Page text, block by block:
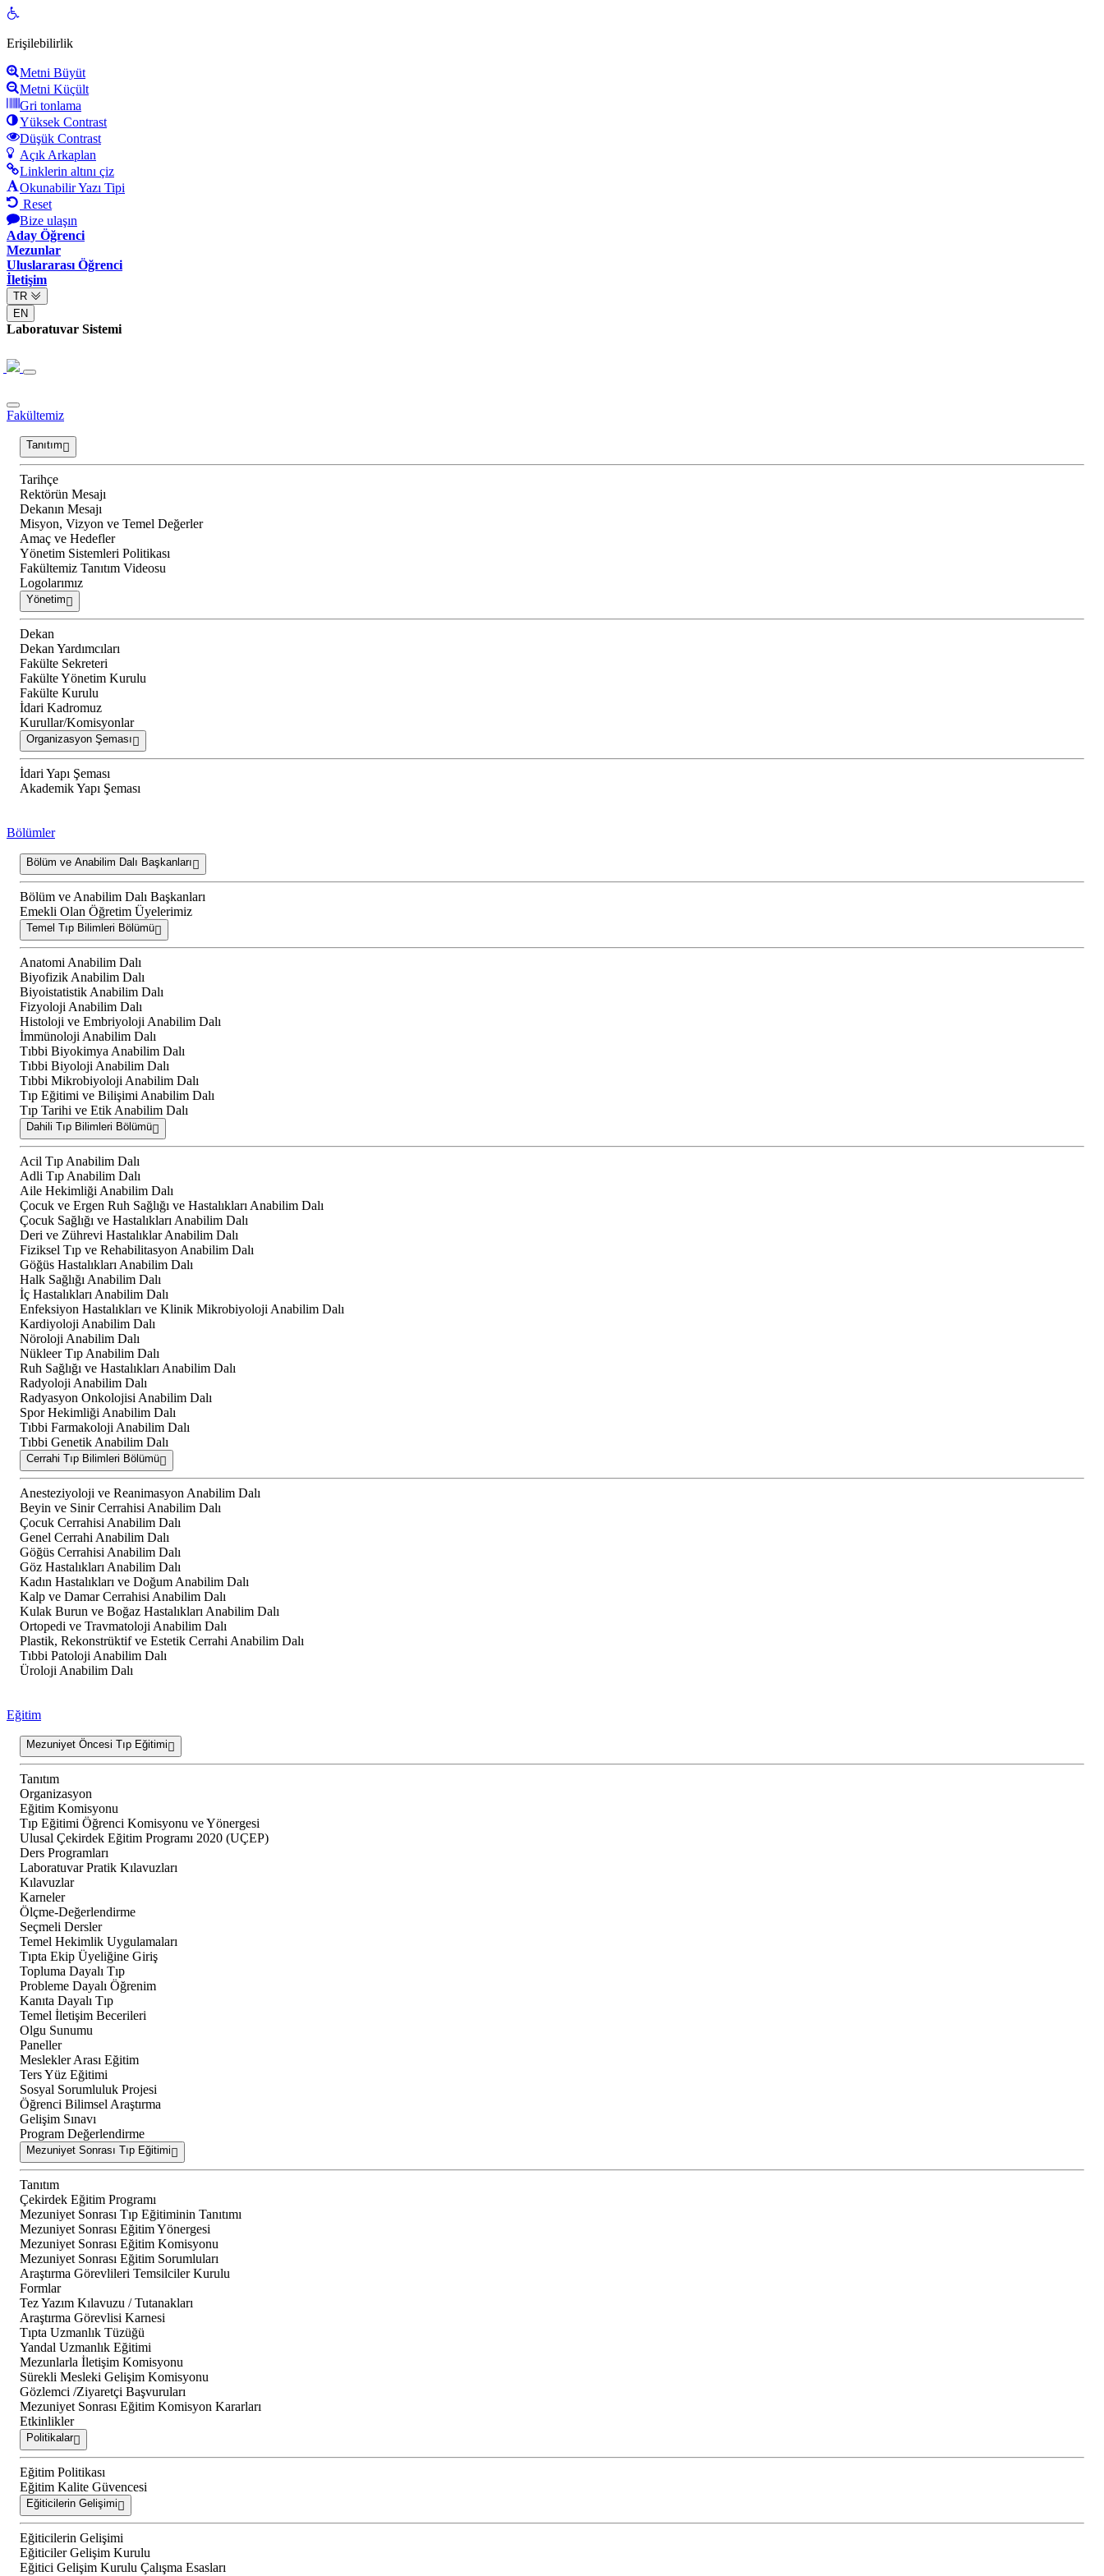
Open
Erişilebilirlik
Metni Büyüt
Metni Küçült
Gri tonlama
Yüksek Contrast
Düşük Contrast
Açık Arkaplan
Linklerin altını çiz
Okunabilir Yazı Tipi
Reset
Bize ulaşın
Aday Öğrenci
Mezunlar
Uluslararası Öğrenci
İletişim
TR
EN
Laboratuvar Sistemi
Fakültemiz
Tanıtım
Tarihçe
Rektörün Mesajı
Dekanın Mesajı
Misyon, Vizyon ve Temel Değerler
Amaç ve Hedefler
Yönetim Sistemleri Politikası
Fakültemiz Tanıtım Videosu
Logolarımız
Yönetim
Dekan
Dekan Yardımcıları
Fakülte Sekreteri
Fakülte Yönetim Kurulu
Fakülte Kurulu
İdari Kadromuz
Kurullar/Komisyonlar
Organizasyon Şeması
İdari Yapı Şeması
Akademik Yapı Şeması
Bölümler
Bölüm ve Anabilim Dalı Başkanları
Bölüm ve Anabilim Dalı Başkanları
Emekli Olan Öğretim Üyelerimiz
Temel Tıp Bilimleri Bölümü
Anatomi Anabilim Dalı
Biyofizik Anabilim Dalı
Biyoistatistik Anabilim Dalı
Fizyoloji Anabilim Dalı
Histoloji ve Embriyoloji Anabilim Dalı
İmmünoloji Anabilim Dalı
Tıbbi Biyokimya Anabilim Dalı
Tıbbi Biyoloji Anabilim Dalı
Tıbbi Mikrobiyoloji Anabilim Dalı
Tıp Eğitimi ve Bilişimi Anabilim Dalı
Tıp Tarihi ve Etik Anabilim Dalı
Dahili Tıp Bilimleri Bölümü
Acil Tıp Anabilim Dalı
Adli Tıp Anabilim Dalı
Aile Hekimliği Anabilim Dalı
Çocuk ve Ergen Ruh Sağlığı ve Hastalıkları Anabilim Dalı
Çocuk Sağlığı ve Hastalıkları Anabilim Dalı
Deri ve Zührevi Hastalıklar Anabilim Dalı
Fiziksel Tıp ve Rehabilitasyon Anabilim Dalı
Göğüs Hastalıkları Anabilim Dalı
Halk Sağlığı Anabilim Dalı
İç Hastalıkları Anabilim Dalı
Enfeksiyon Hastalıkları ve Klinik Mikrobiyoloji Anabilim Dalı
Kardiyoloji Anabilim Dalı
Nöroloji Anabilim Dalı
Nükleer Tıp Anabilim Dalı
Ruh Sağlığı ve Hastalıkları Anabilim Dalı
Radyoloji Anabilim Dalı
Radyasyon Onkolojisi Anabilim Dalı
Spor Hekimliği Anabilim Dalı
Tıbbi Farmakoloji Anabilim Dalı
Tıbbi Genetik Anabilim Dalı
Cerrahi Tıp Bilimleri Bölümü
Anesteziyoloji ve Reanimasyon Anabilim Dalı
Beyin ve Sinir Cerrahisi Anabilim Dalı
Çocuk Cerrahisi Anabilim Dalı
Genel Cerrahi Anabilim Dalı
Göğüs Cerrahisi Anabilim Dalı
Göz Hastalıkları Anabilim Dalı
Kadın Hastalıkları ve Doğum Anabilim Dalı
Kalp ve Damar Cerrahisi Anabilim Dalı
Kulak Burun ve Boğaz Hastalıkları Anabilim Dalı
Ortopedi ve Travmatoloji Anabilim Dalı
Plastik, Rekonstrüktif ve Estetik Cerrahi Anabilim Dalı
Tıbbi Patoloji Anabilim Dalı
Üroloji Anabilim Dalı
Eğitim
Mezuniyet Öncesi Tıp Eğitimi
Tanıtım
Organizasyon
Eğitim Komisyonu
Tıp Eğitimi Öğrenci Komisyonu ve Yönergesi
Ulusal Çekirdek Eğitim Programı 2020 (UÇEP)
Ders Programları
Laboratuvar Pratik Kılavuzları
Kılavuzlar
Karneler
Ölçme-Değerlendirme
Seçmeli Dersler
Temel Hekimlik Uygulamaları
Tıpta Ekip Üyeliğine Giriş
Topluma Dayalı Tıp
Probleme Dayalı Öğrenim
Kanıta Dayalı Tıp
Temel İletişim Becerileri
Olgu Sunumu
Paneller
Meslekler Arası Eğitim
Ters Yüz Eğitimi
Sosyal Sorumluluk Projesi
Öğrenci Bilimsel Araştırma
Gelişim Sınavı
Program Değerlendirme
Mezuniyet Sonrası Tıp Eğitimi
Tanıtım
Çekirdek Eğitim Programı
Mezuniyet Sonrası Tıp Eğitiminin Tanıtımı
Mezuniyet Sonrası Eğitim Yönergesi
Mezuniyet Sonrası Eğitim Komisyonu
Mezuniyet Sonrası Eğitim Sorumluları
Araştırma Görevlileri Temsilciler Kurulu
Formlar
Tez Yazım Kılavuzu / Tutanakları
Araştırma Görevlisi Karnesi
Tıpta Uzmanlık Tüzüğü
Yandal Uzmanlık Eğitimi
Mezunlarla İletişim Komisyonu
Sürekli Mesleki Gelişim Komisyonu
Gözlemci /Ziyaretçi Başvuruları
Mezuniyet Sonrası Eğitim Komisyon Kararları
Etkinlikler
Politikalar
Eğitim Politikası
Eğitim Kalite Güvencesi
Eğiticilerin Gelişimi
Eğiticilerin Gelişimi
Eğiticiler Gelişim Kurulu
Eğitici Gelişim Kurulu Çalışma Esasları